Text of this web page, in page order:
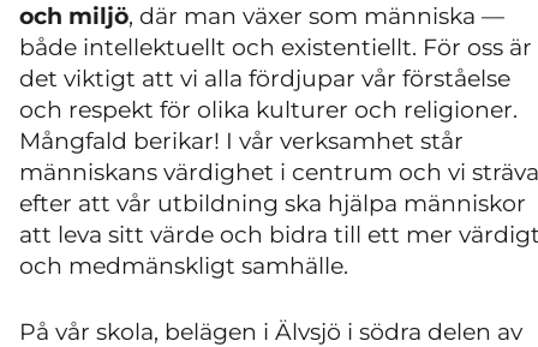
och miljö, där man växer som människa —
både intellektuellt och existentiellt. För oss är
det viktigt att vi alla fördjupar vår förståelse
och respekt för olika kulturer och religioner.
Mångfald berikar! I vår verksamhet står
människans värdighet i centrum och vi
efter att vår utbildning ska hjälpa människor
att leva sitt värde och bidra till ett mer
och medmänskligt samhälle.
På vår skola, belägen i Älvsjö i södra delen av